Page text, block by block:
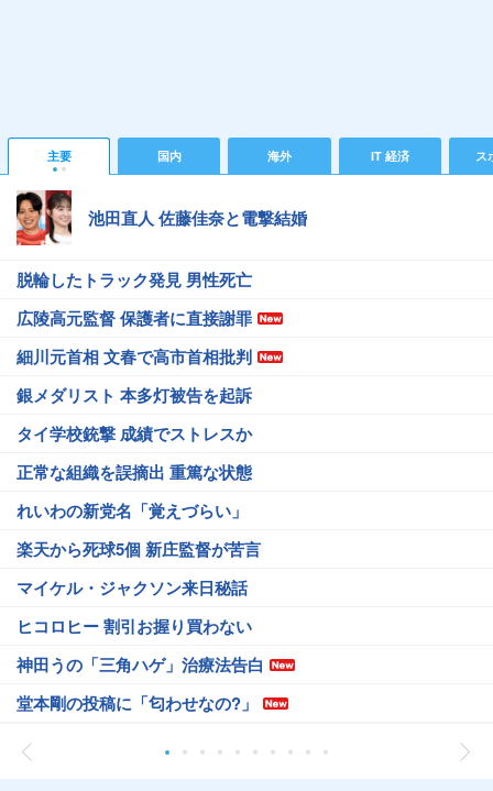
主要 国内 海外 IT 経済 ス
池田直人 佐藤佳奈と電撃結婚
脱輪したトラック発見 男性死亡
広陵高元監督 保護者に直接謝罪
細川元首相 文春で高市首相批判
銀メダリスト 本多灯被告を起訴
タイ学校銃撃 成績でストレスか
正常な組織を誤摘出 重篤な状態
れいわの新党名「覚えづらい」
楽天から死球5個 新庄監督が苦言
マイケル・ジャクソン来日秘話
ヒコロヒー 割引お握り買わない
神田うの「三角ハゲ」治療法告白
堂本剛の投稿に「匂わせなの?」